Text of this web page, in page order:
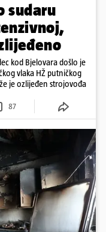
sudaru
kod Bjelovara došlo je
vlaka HŽ putničkog
je ozlijeđen strojovođa
87